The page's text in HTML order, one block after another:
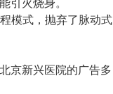
模式，抛弃了脉动式
京新兴医院的广告多